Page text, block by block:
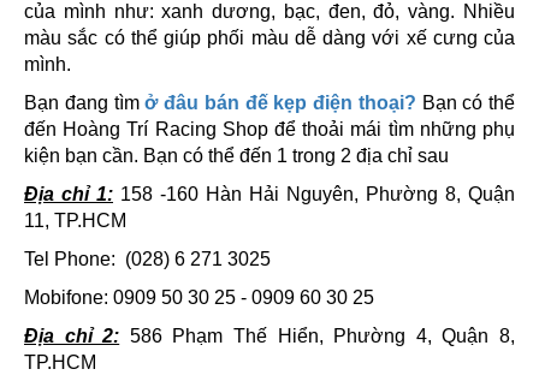
của mình như: xanh dương, bạc, đen, đỏ, vàng. Nhiều
màu sắc có thể giúp phối màu dễ dàng với xế cưng của
mình.
Bạn đang tìmở đâu bán đế kẹp điện thoại? Bạn có thể
đến Hoàng Trí Racing Shop để thoải mái tìm những phụ
kiện bạn cần. Bạn có thể đến 1 trong 2 địa chỉ sau
Địa chỉ 1: 158 -160 Hàn Hải Nguyên, Phường 8, Quận
11, TP.HCM
Tel Phone: (028) 6 271 3025
Mobifone: 0909 50 30 25 - 0909 60 30 25
Địa chỉ 2: 586 Phạm Thế Hiển, Phường 4, Quận 8,
TP.HCM